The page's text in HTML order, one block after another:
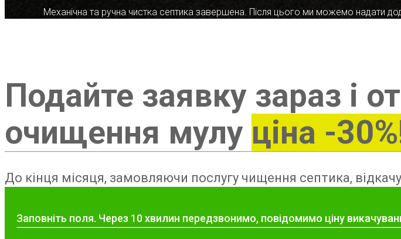
Механічна та ручна чистка септика завершена. Після цього ми можемо надати
Подайте заявку зараз і
очищення мулу ціна -
До кінця місяця, замовляючи послугу чищення септика,
Заповніть поля. Через 10 хвилин передзвонимо, повідомимо ціну